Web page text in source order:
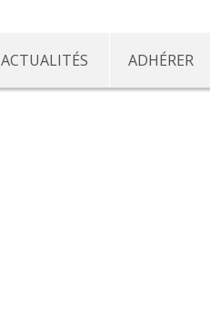
ACTUALITÉS ADHÉRER